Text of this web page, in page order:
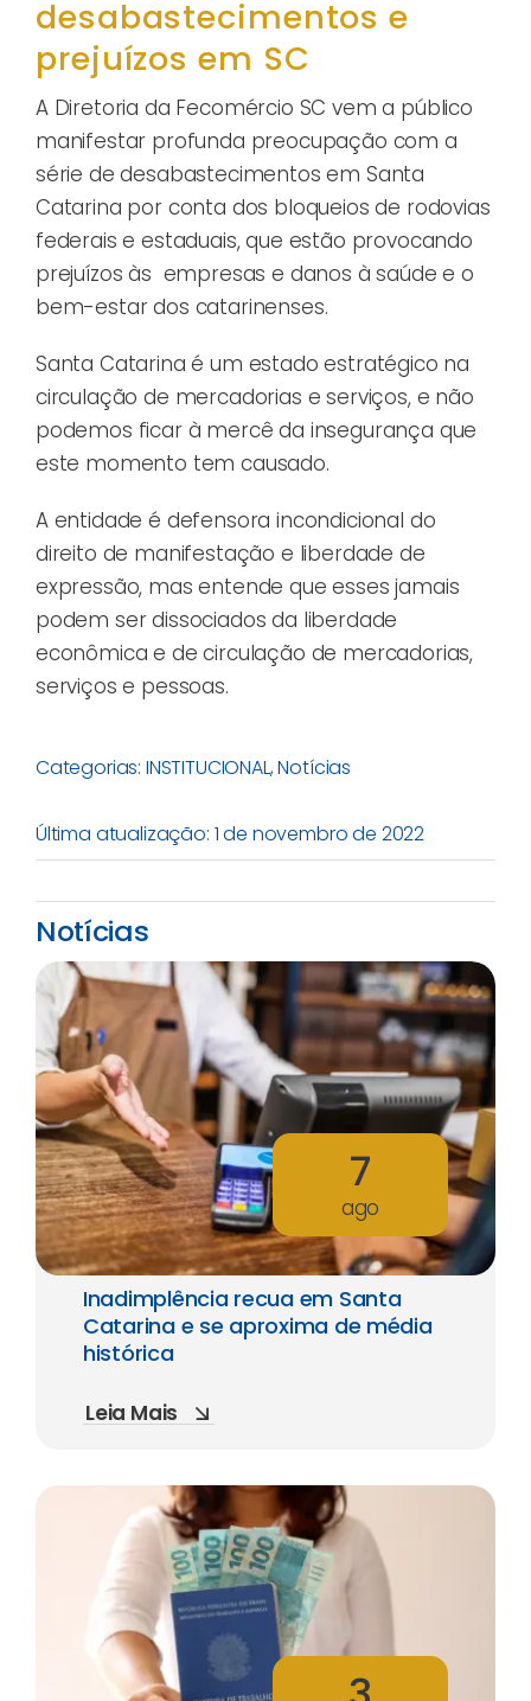
desabastecimentos e
prejuízos em SC
A Diretoria da Fecomércio SC vem a público
manifestar profunda preocupação com a
série de desabastecimentos em Santa
Catarina por conta dos bloqueios de rodovias
federais e estaduais, que estão provocando
prejuízos às empresas e danos à saúde e o
bem-estar dos catarinenses.
Santa Catarina é um estado estratégico na
circulação de mercadorias e serviços, e não
podemos ficar à mercê da insegurança que
este momento tem causado.
A entidade é defensora incondicional do
direito de manifestação e liberdade de
expressão, mas entende que esses jamais
podem ser dissociados da liberdade
econômica e de circulação de mercadorias,
serviços e pessoas.
Categorias: INSTITUCIONAL,Notícias
Última atualização: 1 de novembro de 2022
Notícias
7
ago
Inadimplência recua em Santa
Catarina e se aproxima de média
histórica
Leia Mais